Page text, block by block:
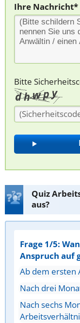
Ihre Nachricht*
Bitte
Quiz
aus?
Frage 1/5:
Anspruch auf
Ab dem ersten
Nach drei
Nach sechs